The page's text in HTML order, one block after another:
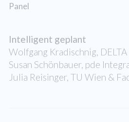
Panel
Intelligent geplant
Wolfgang Kradischnig, DELTA
Susan Schönbauer, pde
Julia Reisinger, TU Wien &